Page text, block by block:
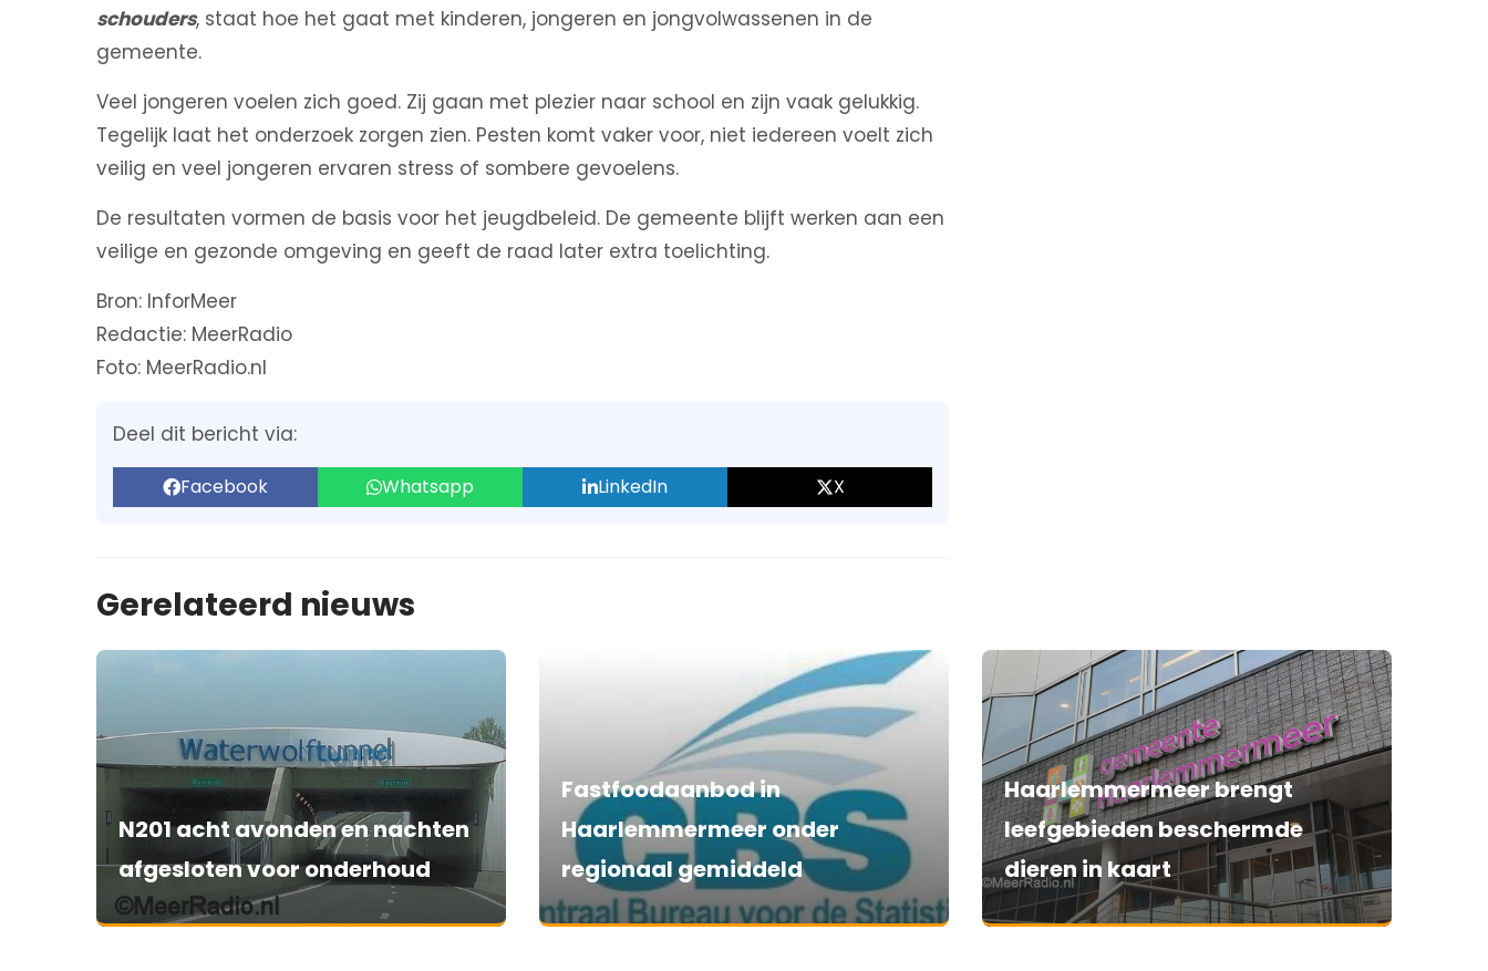
schouders, staat hoe het gaat met kinderen, jongeren en jongvolwassenen in de
gemeente.
Veel jongeren voelen zich goed. Zij gaan met plezier naar school en zijn vaak gelukkig.
Tegelijk laat het onderzoek zorgen zien. Pesten komt vaker voor, niet iedereen voelt zich
veilig en veel jongeren ervaren stress of sombere gevoelens.
De resultaten vormen de basis voor het jeugdbeleid. De gemeente blijft werken aan een
veilige en gezonde omgeving en geeft de raad later extra toelichting.
Bron: InforMeer
Redactie: MeerRadio
Foto: MeerRadio.nl
Deel dit bericht via:
Facebook Whatsapp LinkedIn X
Gerelateerd nieuws
N201 acht avonden en nachten
afgesloten voor onderhoud
Fastfoodaanbod in
Haarlemmermeer onder
regionaal gemiddeld
Haarlemmermeer brengt
leefgebieden beschermde
dieren in kaart